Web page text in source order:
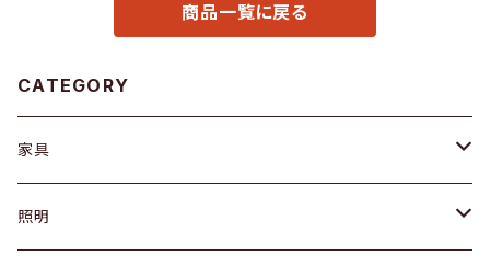
商品一覧に戻る
CATEGORY
家具
ソファ / ベンチ
照明